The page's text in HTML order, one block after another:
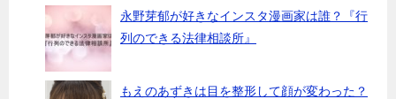
永野芽郁が好きなインスタ漫画家は誰？『行
列のできる法律相談所』
もえのあずきは目を整形して顔が変わった？